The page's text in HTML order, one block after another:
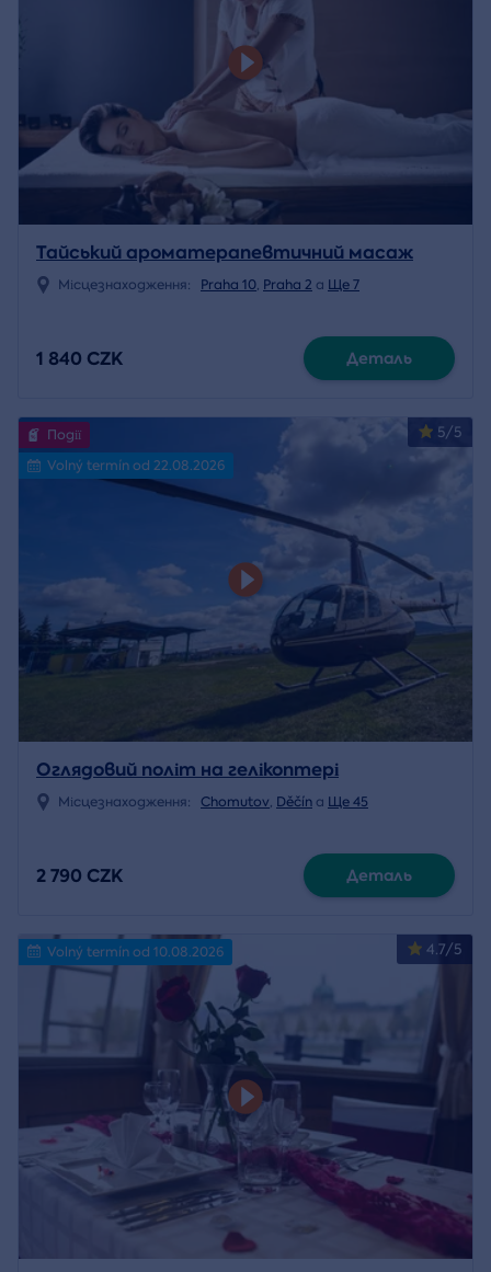
Тайський ароматерапевтичний масаж
Місцезнаходження: Praha 10, Praha 2 a Ще 7
1 840 CZK Деталь
5/5
Події
Volný termín od 22.08.2026
Оглядовий політ на гелікоптері
Місцезнаходження: Chomutov, Děčín a Ще 45
2 790 CZK Деталь
4.7/5
Volný termín od 10.08.2026